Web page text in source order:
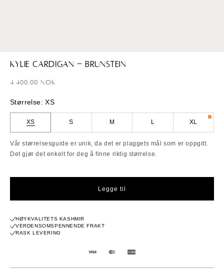
media
modal
Kylie Cardigan - Brunstein
Ordinær
4.400,00 NOK
Størrelse:XS
XS S M L XL
Vår størrelsesguide er unik, da det er plaggets mål som er oppgitt.
Det gjør det enkelt for deg å finne riktig størrelse.
Legge til
HØYKVALITETS KASHMIR
VERDENSOMSPENNENDE FRAKT
RASK LEVERING